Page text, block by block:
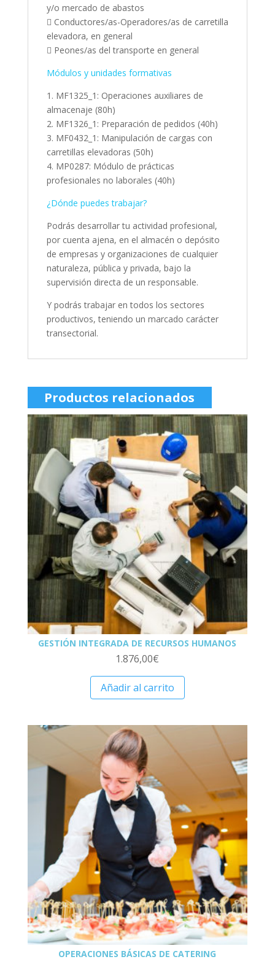
y/o mercado de abastos
 Conductores/as-Operadores/as de carretilla
elevadora, en general
 Peones/as del transporte en general
Módulos y unidades formativas
1. MF1325_1: Operaciones auxiliares de
almacenaje (80h)
2. MF1326_1: Preparación de pedidos (40h)
3. MF0432_1: Manipulación de cargas con
carretillas elevadoras (50h)
4. MP0287: Módulo de prácticas
profesionales no laborales (40h)
¿Dónde puedes trabajar?
Podrás desarrollar tu actividad profesional,
por cuenta ajena, en el almacén o depósito
de empresas y organizaciones de cualquier
naturaleza, pública y privada, bajo la
supervisión directa de un responsable.
Y podrás trabajar en todos los sectores
productivos, teniendo un marcado carácter
transectorial.
Productos relacionados
GESTIÓN INTEGRADA DE RECURSOS HUMANOS
1.876,00€
Añadir al carrito
OPERACIONES BÁSICAS DE CATERING